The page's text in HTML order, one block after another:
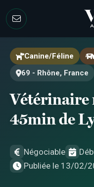
Canine/Féline
69 - Rhône, France
Vétérinaire
45min de
Négociable
Publiée le 13/02/